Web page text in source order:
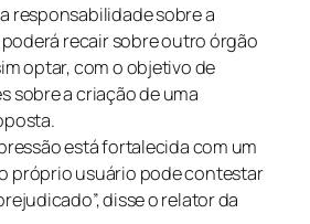
responsabilidade sobre a
recair sobre outro órgão
optar, com o objetivo de
sobre a criação de uma
está fortalecida com um
próprio usuário pode contestar
disse o relator da